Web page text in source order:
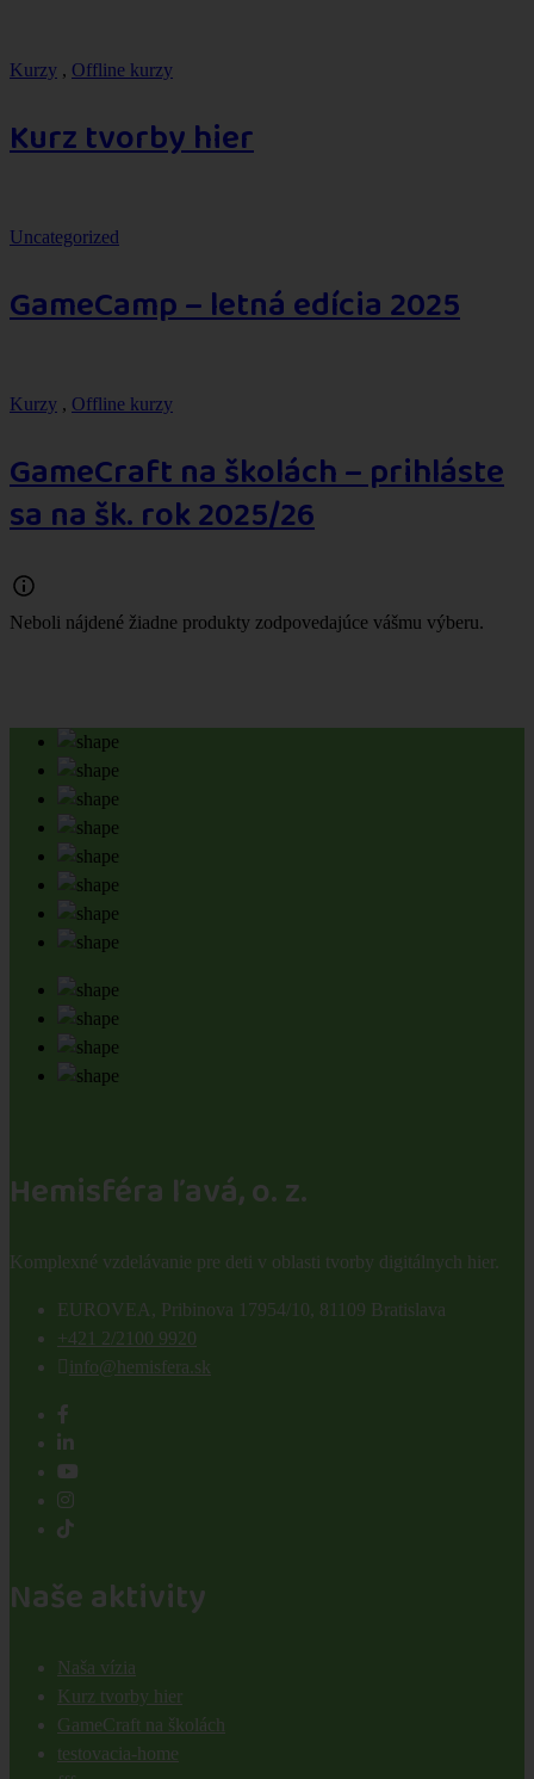
Kurzy , Offline kurzy
Kurz tvorby hier
Uncategorized
GameCamp – letná edícia 2025
Kurzy , Offline kurzy
GameCraft na školách – prihláste
sa na šk. rok 2025/26
Neboli nájdené žiadne produkty zodpovedajúce vášmu výberu.
Hemisféra ľavá, o. z.
Komplexné vzdelávanie pre deti v oblasti tvorby digitálnych hier.
EUROVEA, Pribinova 17954/10, 81109 Bratislava
+421 2/2100 9920
info@hemisfera.sk
Naše aktivity
Naša vízia
Kurz tvorby hier
GameCraft na školách
testovacia-home